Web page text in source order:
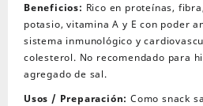
Beneficios: Rico en proteínas,
potasio, vitamina A y E con poder
sistema inmunológico y
colesterol. No recomendado para
agregado de sal.
Usos / Preparación: Como snack